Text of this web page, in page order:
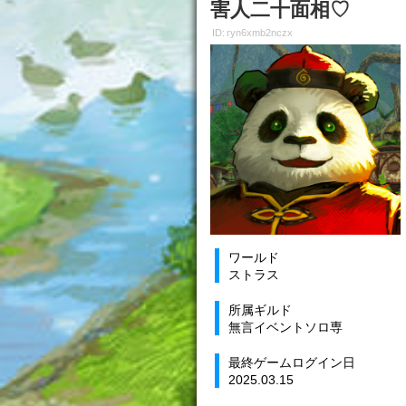
害人二十面相♡
ID: ryn6xmb2nczx
ワールド
ストラス
所属ギルド
無言イベントソロ専
最終ゲームログイン日
2025.03.15